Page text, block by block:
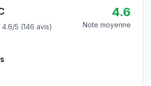
4.6/5 (146 avis)
4.6
Note moyenne